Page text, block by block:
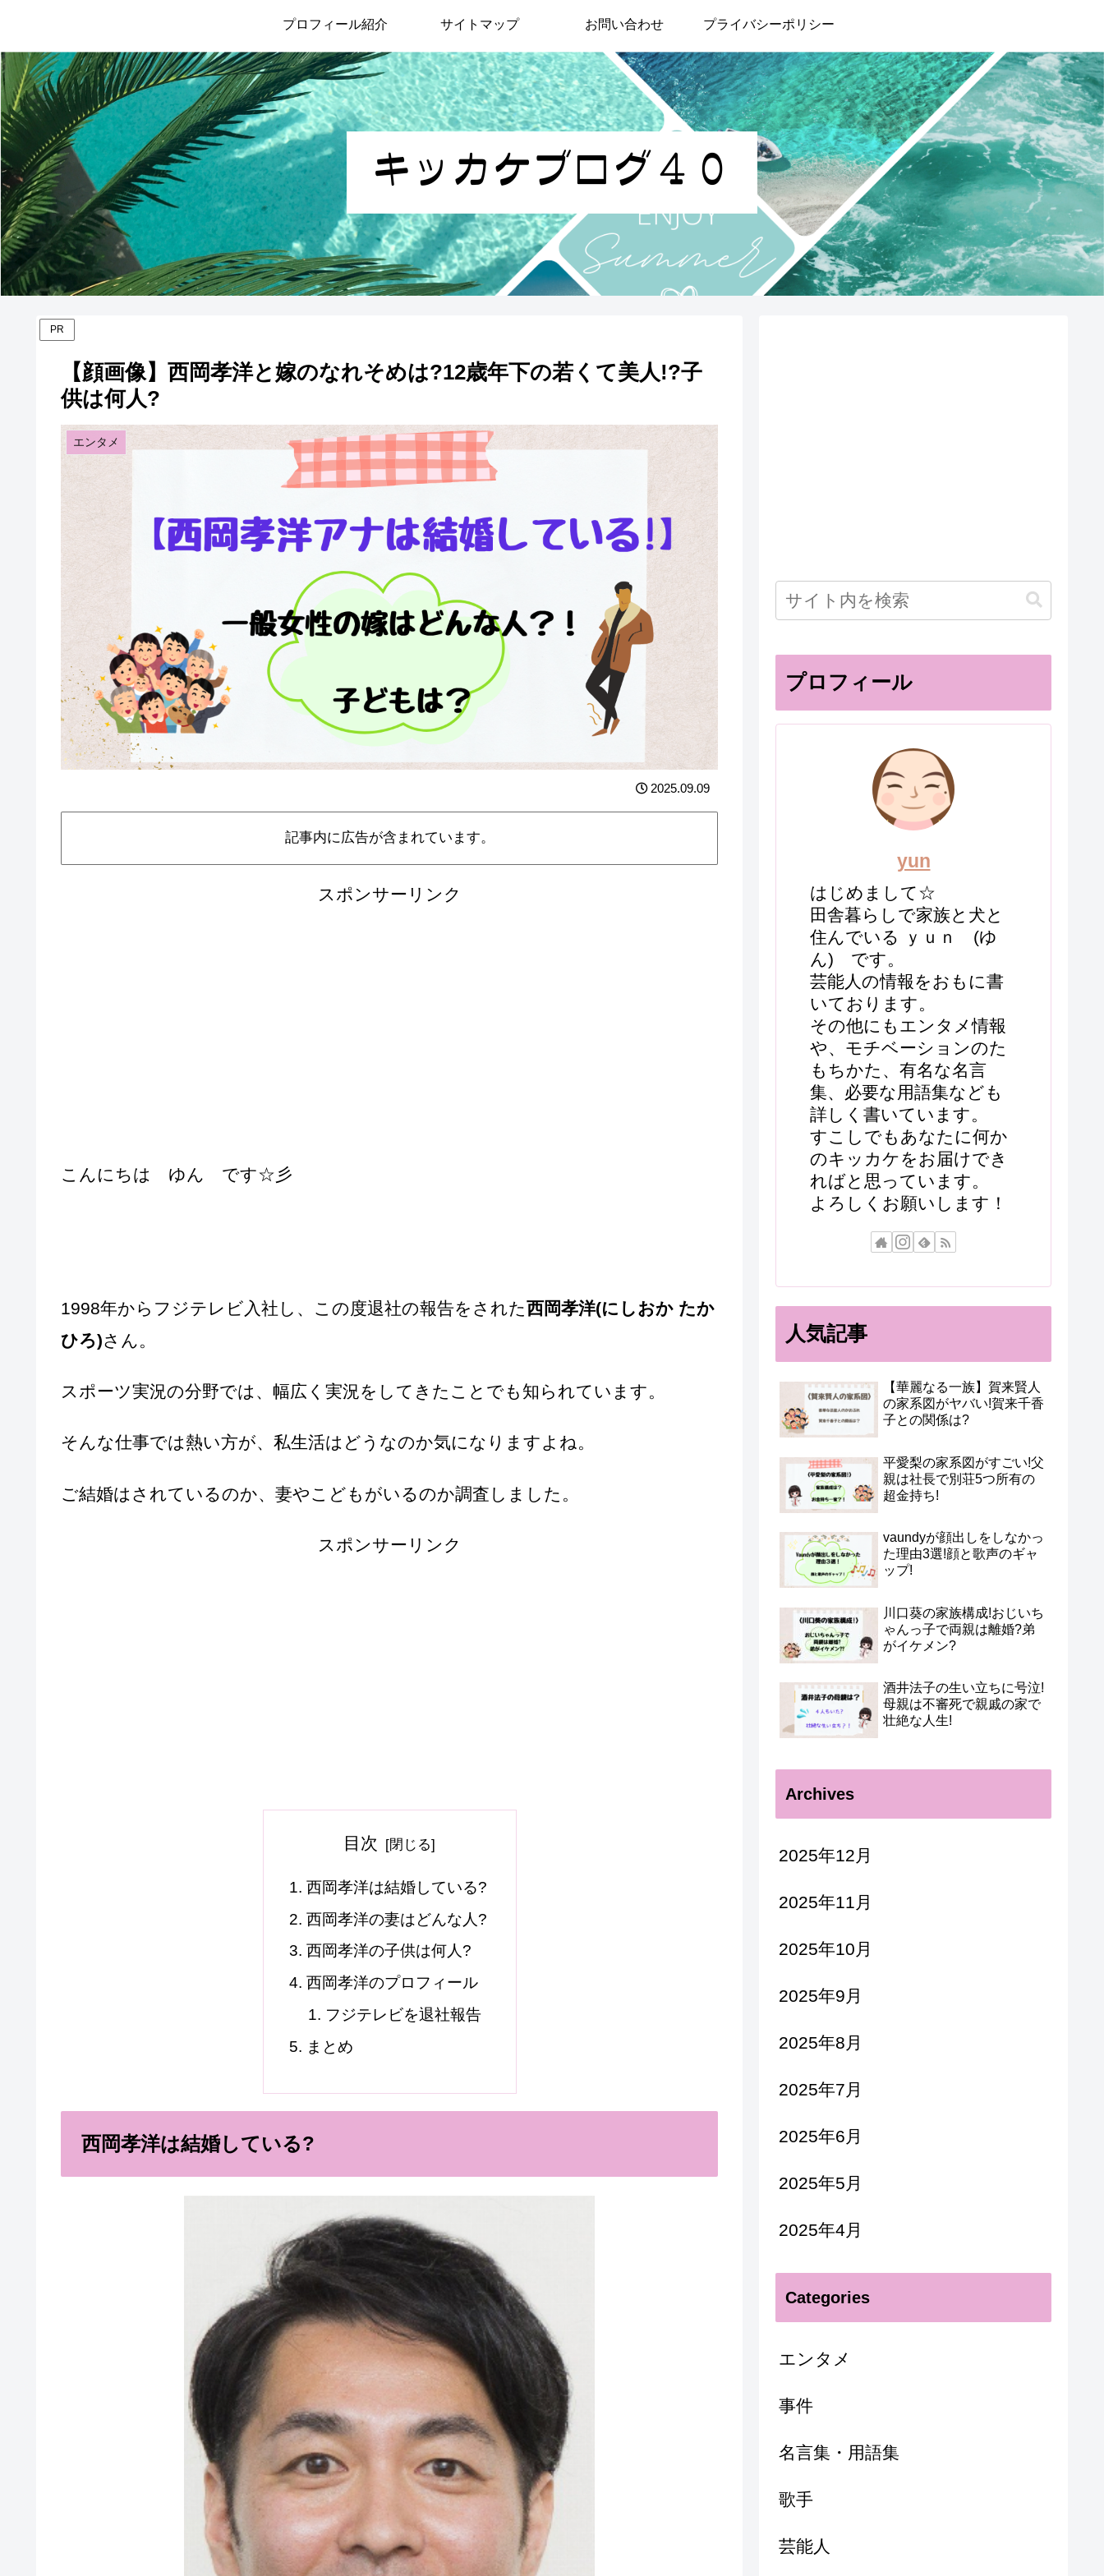
プロフィール紹介 サイトマップ お問い合わせ プライバシーポリシー
PR
【顔画像】西岡孝洋と嫁のなれそめは?12歳年下の若くて美人!?子
供は何人?
エンタメ
2025.09.09
記事内に広告が含まれています。
スポンサーリンク
こんにちは ゆん です☆彡
1998年からフジテレビ入社し、この度退社の報告をされた西岡孝洋(にしおか たか
ひろ)さん。
スポーツ実況の分野では、幅広く実況をしてきたことでも知られています。
そんな仕事では熱い方が、私生活はどうなのか気になりますよね。
ご結婚はされているのか、妻やこどもがいるのか調査しました。
スポンサーリンク
目次
西岡孝洋は結婚している?
西岡孝洋の妻はどんな人?
西岡孝洋の子供は何人?
西岡孝洋のプロフィール
フジテレビを退社報告
まとめ
西岡孝洋は結婚している?
プロフィール
yun
はじめまして☆
田舎暮らしで家族と犬と
住んでいる ｙｕｎ (ゆ
ん) です。
芸能人の情報をおもに書
いております。
その他にもエンタメ情報
や、モチベーションのた
もちかた、有名な名言
集、必要な用語集なども
詳しく書いています。
すこしでもあなたに何か
のキッカケをお届けでき
ればと思っています。
よろしくお願いします！
人気記事
【華麗なる一族】賀来賢人
の家系図がヤバい!賀来千香
子との関係は?
平愛梨の家系図がすごい!父
親は社長で別荘5つ所有の
超金持ち!
vaundyが顔出しをしなかっ
た理由3選!顔と歌声のギャ
ップ!
川口葵の家族構成!おじいち
ゃんっ子で両親は離婚?弟
がイケメン?
酒井法子の生い立ちに号泣!
母親は不審死で親戚の家で
壮絶な人生!
Archives
2025年12月
2025年11月
2025年10月
2025年9月
2025年8月
2025年7月
2025年6月
2025年5月
2025年4月
Categories
エンタメ
事件
名言集・用語集
歌手
芸能人